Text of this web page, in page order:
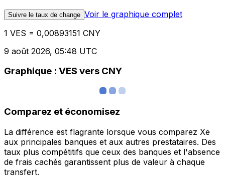
Suivre le taux de change Voir le graphique complet
1 VES = 0,00893151 CNY
9 août 2026, 05:48 UTC
Graphique : VES vers CNY
Comparez et économisez
La différence est flagrante lorsque vous comparez Xe
aux principales banques et aux autres prestataires. Des
taux plus compétitifs que ceux des banques et l'absence
de frais cachés garantissent plus de valeur à chaque
transfert.